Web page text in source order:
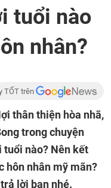
tuổi nào
nhân?
TỐT trên
thân thiện hòa nhã,
trong chuyện
nào? Nên kết
hôn nhân mỹ mãn?
lời bạn nhé.